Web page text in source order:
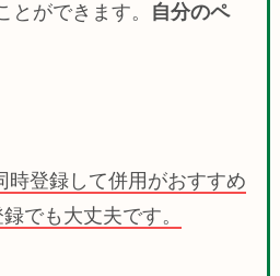
ができます。
自分のペ
登録して併用がおすすめ
でも大丈夫です。